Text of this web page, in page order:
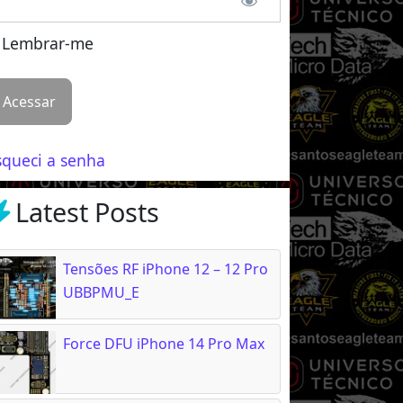
me
a senha
Latest Posts
Tensões RF iPhone 12 – 12 Pro
UBBPMU_E
Force DFU iPhone 14 Pro Max